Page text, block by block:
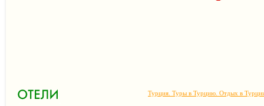
Турция. Туры в Турцию. Отдых в